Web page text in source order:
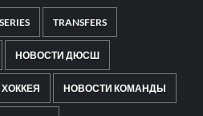
TRANSFERS
НОВОСТИ ДЮСШ
НОВОСТИ КОМАНДЫ